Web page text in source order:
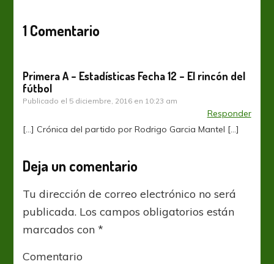
1 Comentario
Primera A – Estadísticas Fecha 12 – El rincón del
fútbol
Publicado el 5 diciembre, 2016 en 10:23 am
Responder
[…] Crónica del partido por Rodrigo Garcia Mantel […]
Deja un comentario
Tu dirección de correo electrónico no será
publicada. Los campos obligatorios están
marcados con*
Comentario